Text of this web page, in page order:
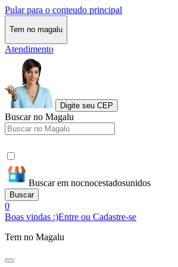
Pular para o conteudo principal
Tem no magalu
Atendimento
Digite seu CEP
Buscar no Magalu
Buscar em nocnocestadosunidos
Buscar
0
Boas vindas :)Entre ou Cadastre-se
Tem no Magalu